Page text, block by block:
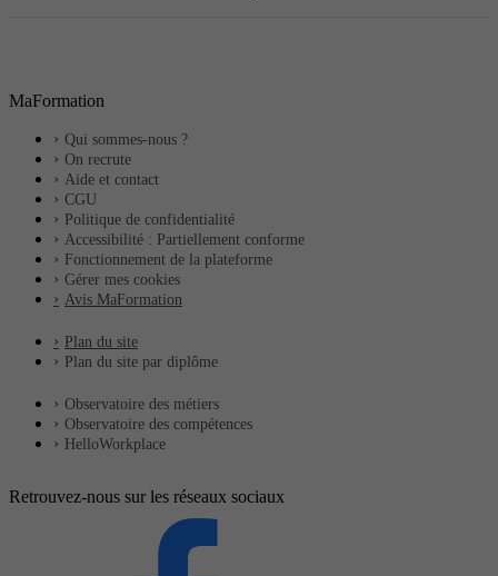
MaFormation
Qui sommes-nous ?
On recrute
Aide et contact
CGU
Politique de confidentialité
Accessibilité : Partiellement conforme
Fonctionnement de la plateforme
Gérer mes cookies
Avis MaFormation
Plan du site
Plan du site par diplôme
Observatoire des métiers
Observatoire des compétences
HelloWorkplace
Retrouvez-nous sur les réseaux sociaux